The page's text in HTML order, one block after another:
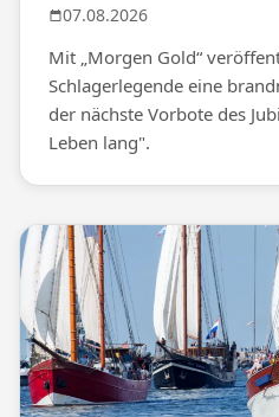
07.08.2026
Mit „Morgen Gold“
Schlagerlegende eine
der nächste Vorbote des
Leben lang".